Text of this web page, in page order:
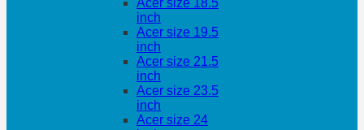
Acer size 18.5
inch
Acer size 19.5
inch
Acer size 21.5
inch
Acer size 23.5
inch
Acer size 24